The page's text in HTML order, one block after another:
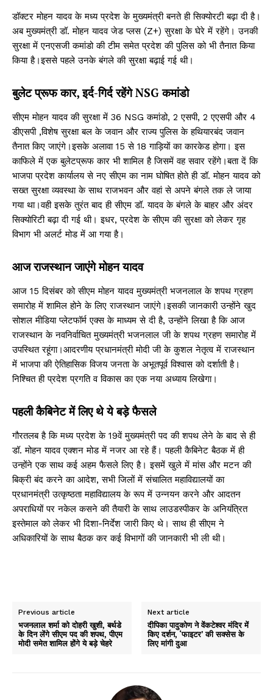
डॉक्टर मोहन यादव के मध्य प्रदेश के मुख्यमंत्री बनते ही सिक्योरटी बढ़ा दी है।
अब मुख्यमंत्री डॉ. मोहन यादव जेड प्लस (Z+) सुरक्षा के घेरे में रहेंगे। उनकी
सुरक्षा में एनएसजी कमांडो की टीम समेत प्रदेश की पुलिस को भी तैनात किया
किया है।इससे पहले उनके बंगले की सुरक्षा बढ़ाई गई थी।
बुलेट प्रूफ कार, इर्द-गिर्द रहेंगे NSG कमांडो
सीएम मोहन यादव की सुरक्षा में 36 NSG कमांडो, 2 एसपी, 2 एएसपी और 4
डीएसपी ,विशेष सुरक्षा बल के जवान और राज्य पुलिस के हथियारबंद जवान
तैनात किए जाएंगे।इसके अलावा 15 से 18 गाड़ियों का कारकेड होगा। इस
काफिले में एक बुलेटप्रूफ कार भी शामिल है जिसमें वह सवार रहेंगे।बता दें कि
भाजपा प्रदेश कार्यालय से नए सीएम का नाम घोषित होते ही डॉ. मोहन यादव को
सख्त सुरक्षा व्यवस्था के साथ राजभवन और वहां से अपने बंगले तक ले जाया
गया था।वही इसके तुरंत बाद ही सीएम डॉ. यादव के बंगले के बाहर और अंदर
सिक्योरिटी बढ़ा दी गई थी। इधर, प्रदेश के सीएम की सुरक्षा को लेकर गृह
विभाग भी अलर्ट मोड में आ गया है।
आज राजस्थान जाएंगे मोहन यादव
आज 15 दिसंबर को सीएम मोहन यादव मुख्यमंत्री भजनलाल के शपथ ग्रहण
समारोह में शामिल होने के लिए राजस्थान जाएंगे।इसकी जानकारी उन्होंने खुद
सोशल मीडिया प्लेटफॉर्म एक्स के माध्यम से दी है, उन्होंने लिखा है कि आज
राजस्थान के नवनिर्वाचित मुख्यमंत्री भजनलाल जी के शपथ ग्रहण समारोह में
उपस्थित रहूंगा।आदरणीय प्रधानमंत्री मोदी जी के कुशल नेतृत्व में राजस्‍थान
में भाजपा की ऐतिहासिक विजय जनता के अभूतपूर्व विश्वास को दर्शाती है।
निश्चित ही प्रदेश प्रगति व विकास का एक नया अध्याय लिखेगा।
पहली कैबिनेट में लिए थे ये बड़े फैसले
गौरतलब है कि मध्य प्रदेश के 19वें मुख्यमंत्री पद की शपथ लेने के बाद से ही
डॉ. मोहन यादव एक्शन मोड में नजर आ रहे हैं। पहली कैबिनेट बैठक में ही
उन्होंने एक साथ कई अहम फैसले लिए है। इसमें खुले में मांस और मटन की
बिक्री बंद करने का आदेश, सभी जिलों में संचालित महाविद्यालयों का
प्रधानमंत्री उत्कृष्ठता महाविद्यालय के रूप में उन्नयन करने और आदतन
अपराधियों पर नकेल कसने की तैयारी के साथ लाउडस्पीकर के अनियंत्रित
इस्तेमाल को लेकर भी दिशा-निर्देश जारी किए थे। साथ ही सीएम ने
अधिकारियों के साथ बैठक कर कई विभागों की जानकारी भी ली थी।
Previous article
भजनलाल शर्मा को दोहरी खुशी, बर्थडे
के दिन लेंगे सीएम पद की शपथ, पीएम
मोदी समेत शामिल होंगे ये बड़े चेहरे
Next article
दीपिका पादुकोण ने वेंकटेश्वर मंदिर में
किए दर्शन, ‘फाइटर’ की सक्सेस के
लिए मांगी दुआ